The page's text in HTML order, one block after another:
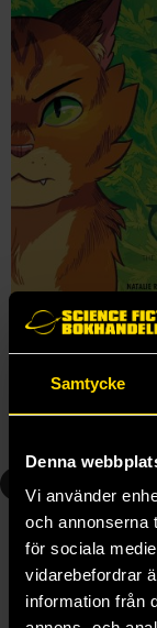
Samtycke
Denna
Vi använder
och annonserna
för sociala
vidarebefordrar
information från
179 kr